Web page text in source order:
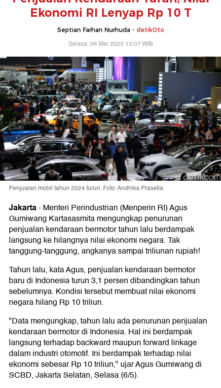
Ekonomi RI Lenyap Rp 10 T
Septian Farhan Nurhuda - detikOto
Selasa, 06 Mei 2025 13:07 WIB
Penjualan mobil tahun 2024 turun. Foto: Andhika Prasetia
Jakarta-Menteri Perindustrian (Menperin RI) Agus
Gumiwang Kartasasmita mengungkap penurunan
penjualan kendaraan bermotor tahun lalu berdampak
langsung ke hilangnya nilai ekonomi negara. Tak
tanggung-tanggung, angkanya sampai triliunan rupiah!
Tahun lalu, kata Agus, penjualan kendaraan bermotor
baru di Indonesia turun 3,1 persen dibandingkan tahun
sebelumnya. Kondisi tersebut membuat nilai ekonomi
negara hilang Rp 10 triliun.
"Data mengungkap, tahun lalu ada penurunan penjualan
kendaraan bermotor di Indonesia. Hal ini berdampak
langsung terhadap backward maupun forward linkage
dalam industri otomotif. Ini berdampak terhadap nilai
ekonomi sebesar Rp 10 triliun," ujar Agus Gumiwang di
SCBD, Jakarta Selatan, Selasa (6/5).